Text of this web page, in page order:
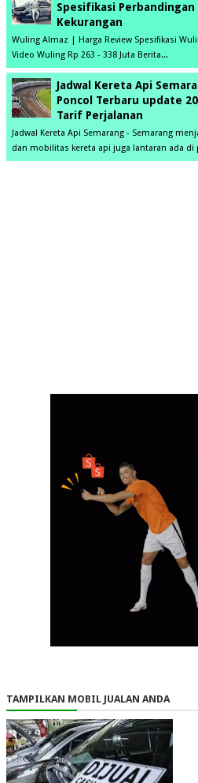
Spesifikasi
Kekurangan
Wuling Almaz | Harga Review Spesifikasi
Video Wuling Rp 263 - 338 Juta Berita...
Jadwal Kereta Api
Poncol Terbaru update
Tarif Perjalanan
Jadwal Kereta Api Semarang - Semarang
dan mobilitas kereta api juga lantaran ada di
TAMPILKAN MOBIL JUALAN ANDA